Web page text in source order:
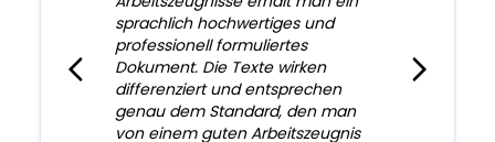
sprachlich hochwertiges und
professionell formuliertes
Dokument. Die Texte wirken
differenziert und entsprechen
genau dem Standard, den man
von einem guten Arbeitszeugnis